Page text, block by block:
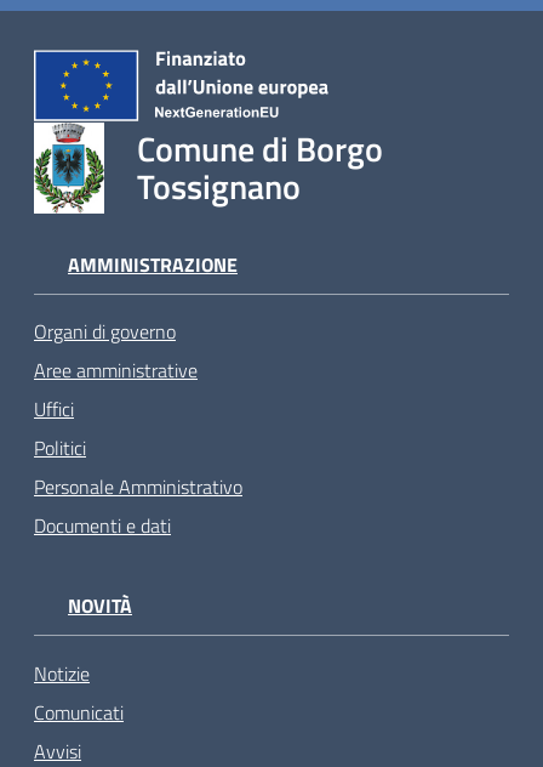
Comune di Borgo
Tossignano
AMMINISTRAZIONE
Organi di governo
Aree amministrative
Uffici
Politici
Personale Amministrativo
Documenti e dati
NOVITÀ
Notizie
Comunicati
Avvisi